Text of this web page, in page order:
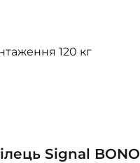
120 кг
Signal BONO